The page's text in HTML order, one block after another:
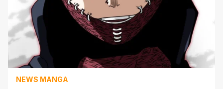
NEWS MANGA